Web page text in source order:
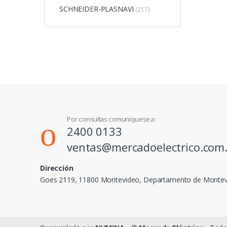
SCHNEIDER-PLASNAVI (217)
Por consultas comuníquese a:
2400 0133
Dirección
Goes 2119, 11800 Montevideo, Departamento de